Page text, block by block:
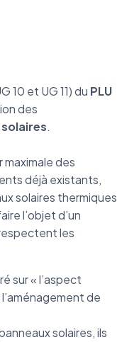
10 et UG 11) du PLU
des
.
des
déjà existants,
solaires thermiques
l’objet d’un
les
sur « l’aspect
de
solaires, ils